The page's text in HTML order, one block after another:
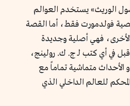
الوريث» يستخدم العوالم
فولدمورت فقط، أما القصة
فهي أصلية وجديدة
في أي كتب لـ ج. ك. رولينج،
الأحداث متماشية تماماً مع
المحكم للعالم الداخلي الذي